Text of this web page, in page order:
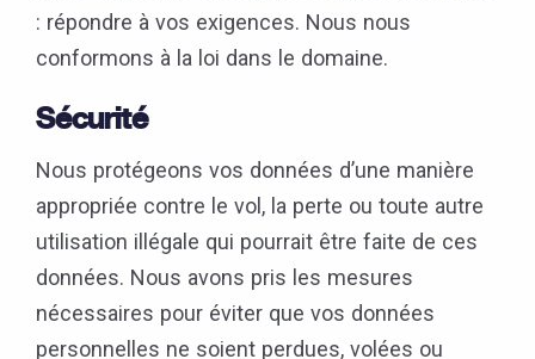
: répondre à vos exigences. Nous nous
conformons à la loi dans le domaine.
Sécurité
Nous protégeons vos données d’une manière
appropriée contre le vol, la perte ou toute autre
utilisation illégale qui pourrait être faite de ces
données. Nous avons pris les mesures
nécessaires pour éviter que vos données
personnelles ne soient perdues, volées ou